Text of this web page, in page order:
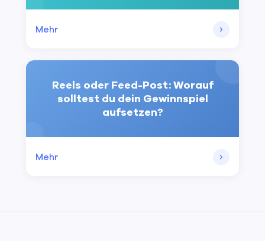
Mehr
Reels oder Feed-Post: Worauf
solltest du dein Gewinnspiel
aufsetzen?
Mehr